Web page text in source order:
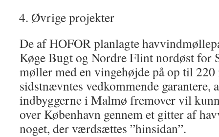
Øvrige projekter
De af HOFOR planlagte
Køge Bugt og Nordre Flint nordøst for
møller med en vingehøjde på op til
sidstnævntes vedkommende garantere,
indbyggerne i Malmø fremover vil
over København gennem et gitter af
noget, der værdsættes ”hinsidan”.